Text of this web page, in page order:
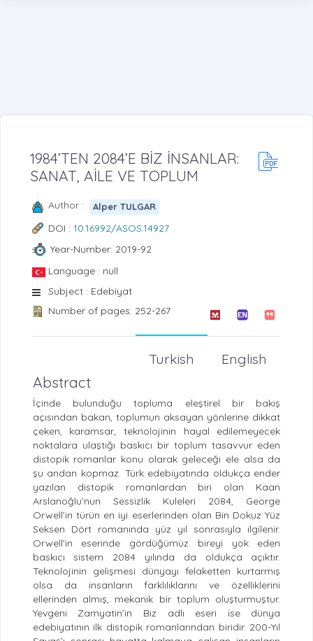
1984’TEN 2084’E BİZ İNSANLAR:
SANAT, AİLE VE TOPLUM
Author : Alper TULGAR
DOI : 10.16992/ASOS.14927
Year-Number: 2019-92
Language : null
Subject : Edebiyat
Number of pages: 252-267
English
Turkish
Abstract
İçinde bulunduğu topluma eleştirel bir bakış
açısından bakan, toplumun aksayan yönlerine dikkat
çeken, karamsar, teknolojinin hayal edilemeyecek
noktalara ulaştığı baskıcı bir toplum tasavvur eden
distopik romanlar konu olarak geleceği ele alsa da
şu andan kopmaz. Türk edebiyatında oldukça ender
yazılan distopik romanlardan biri olan Kaan
Arslanoğlu’nun Sessizlik Kuleleri 2084, George
Orwell’in türün en iyi eserlerinden olan Bin Dokuz Yüz
Seksen Dört romanında yüz yıl sonrasıyla ilgilenir.
Orwell’in eserinde gördüğümüz bireyi yok eden
baskıcı sistem 2084 yılında da oldukça açıktır.
Teknolojinin gelişmesi dünyayı felaketten kurtarmış
olsa da insanların farklılıklarını ve özelliklerini
ellerinden almış, mekanik bir toplum oluşturmuştur.
Yevgeni Zamyatin’in Biz adlı eseri ise dünya
edebiyatının ilk distopik romanlarından biridir. 200-Yıl